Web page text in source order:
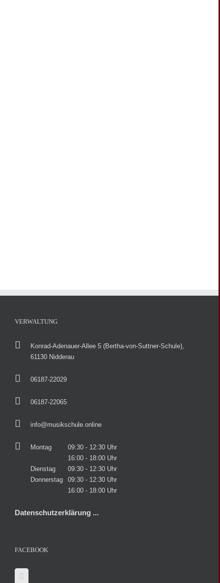
VERWALTUNG
Konrad-Adenauer-Allee 5 (Bertha-von-Suttner-Schule),
61130 Nidderau
06187-22029
06187-22065
info@musikschule.online
Montag
09:30 - 12:30 Uhr
16:00 - 18:00 Uhr
Dienstag
09:30 - 12:30 Uhr
Donnerstag
09:30 - 12:30 Uhr
16:00 - 18:00 Uhr
Datenschutzerklärung ...
FACEBOOK